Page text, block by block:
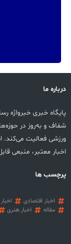
درباره ما
پایگاه خبری خبرواژه
شفاف و به‌روز در
ورزشی فعالیت می‌کند.
اخبار معتبر، منبعی
پرچسب ها
اخبار اقتصادی اخبار
مقاله
اخبار هنری